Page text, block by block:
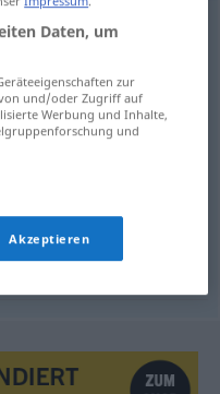
Daten, um
zur
und/oder Zugriff auf
Werbung und Inhalte,
und
Akzeptieren